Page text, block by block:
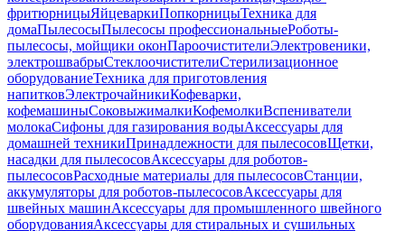
фритюрницыЯйцеваркиПопкорницыТехника для
домаПылесосыПылесосы профессиональныеРоботы-
пылесосы, мойщики оконПароочистителиЭлектровеники,
электрошвабрыСтеклоочистителиСтерилизационное
оборудованиеТехника для приготовления
напитковЭлектрочайникиКофеварки,
кофемашиныСоковыжималкиКофемолкиВспениватели
молокаСифоны для газирования водыАксессуары для
домашней техникиПринадлежности для пылесосовЩетки,
насадки для пылесосовАксессуары для роботов-
пылесосовРасходные материалы для пылесосовСтанции,
аккумуляторы для роботов-пылесосовАксессуары для
швейных машинАксессуары для промышленного швейного
оборудованияАксессуары для стиральных и сушильных